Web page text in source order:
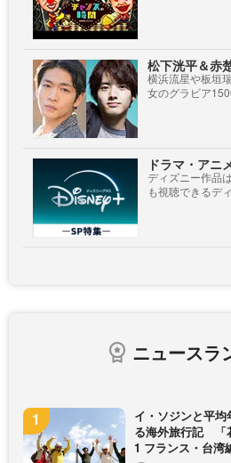
松下洸平＆赤
横浜流星や板垣
女のグラビア
ドラマ・アニ
ディズニー作品
も視聴できるデ
ニュースラ
イ・ソジンと平均
る海外旅行記 「
1 フランス・台湾